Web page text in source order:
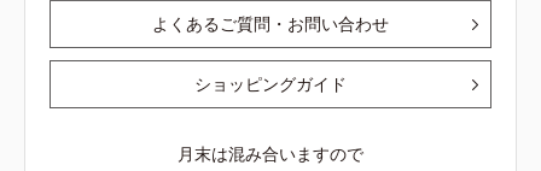
よくあるご質問・お問い合わせ
ショッピングガイド
月末は混み合いますので